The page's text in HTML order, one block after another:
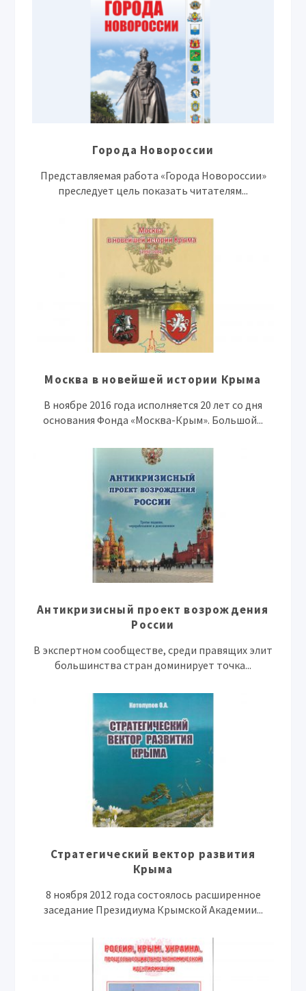
Города Новороссии
Представляемая работа «Города Новороссии»
преследует цель показать читателям...
Москва в новейшей истории Крыма
В ноябре 2016 года исполняется 20 лет со дня
основания Фонда «Москва-Крым». Большой...
Антикризисный проект возрождения
России
В экспертном сообществе, среди правящих элит
большинства стран доминирует точка...
Стратегический вектор развития
Крыма
8 ноября 2012 года состоялось расширенное
заседание Президиума Крымской Академии...